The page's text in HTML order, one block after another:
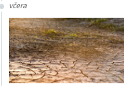
včera